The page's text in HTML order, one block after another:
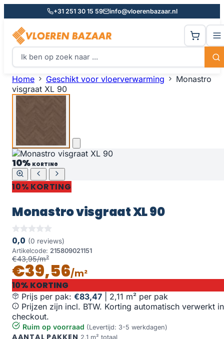
+31 251 30 15 59 info@vloerenbazaar.nl
Home Geschikt voor vloerverwarming
Monastro
visgraat XL 90
10% KORTING
10% KORTING
Monastro visgraat XL 90
0,0 (0 reviews)
Artikelcode: 215809021151
€43,95/m²
€39,56/m²
10% KORTING
Prijs per pak: €83,47
2,11 m² per pak
Prijzen zijn incl. BTW. Korting automatisch verwerkt in
checkout.
Ruim op voorraad (Levertijd: 3-5 werkdagen)
2,1 m² totaal